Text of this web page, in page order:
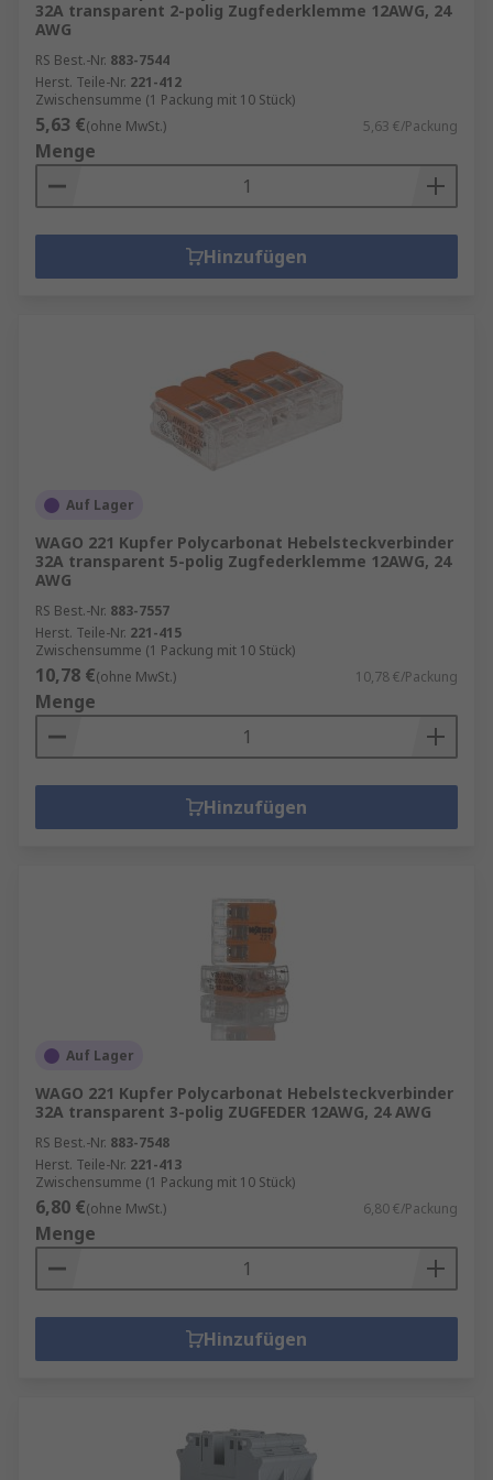
ABB
Automatisierungstechnik.
Allen Bradley– Spezialist für industrielle
Verbindungstechnik.
Darüber hinaus finden Sie bei RS viele weitere
renommierte Marken – für höchste Qualität,
32A transparent 2-polig Zugfederklemme 12AWG, 24
AWG
RS Best.-Nr. 883-7544
Herst. Teile-Nr. 221-412
Zwischensumme (1 Packung mit 10 Stück)
5,63 €(ohne MwSt.) 5,63 €/Packung
Menge
Hinzufügen
Auf Lager
WAGO 221 Kupfer Polycarbonat Hebelsteckverbinder
32A transparent 5-polig Zugfederklemme 12AWG, 24
AWG
RS Best.-Nr. 883-7557
Herst. Teile-Nr. 221-415
Zwischensumme (1 Packung mit 10 Stück)
10,78 €(ohne MwSt.) 10,78 €/Packung
Menge
Hinzufügen
Auf Lager
WAGO 221 Kupfer Polycarbonat Hebelsteckverbinder
32A transparent 3-polig ZUGFEDER 12AWG, 24 AWG
RS Best.-Nr. 883-7548
Herst. Teile-Nr. 221-413
Zwischensumme (1 Packung mit 10 Stück)
6,80 €(ohne MwSt.) 6,80 €/Packung
Menge
Hinzufügen